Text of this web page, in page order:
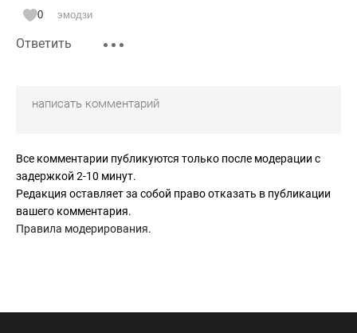
0 эмодзи
Ответить
Все комментарии публикуются только после модерации с
задержкой 2-10 минут.
Редакция оставляет за собой право отказать в публикации
вашего комментария.
Правила модерирования.